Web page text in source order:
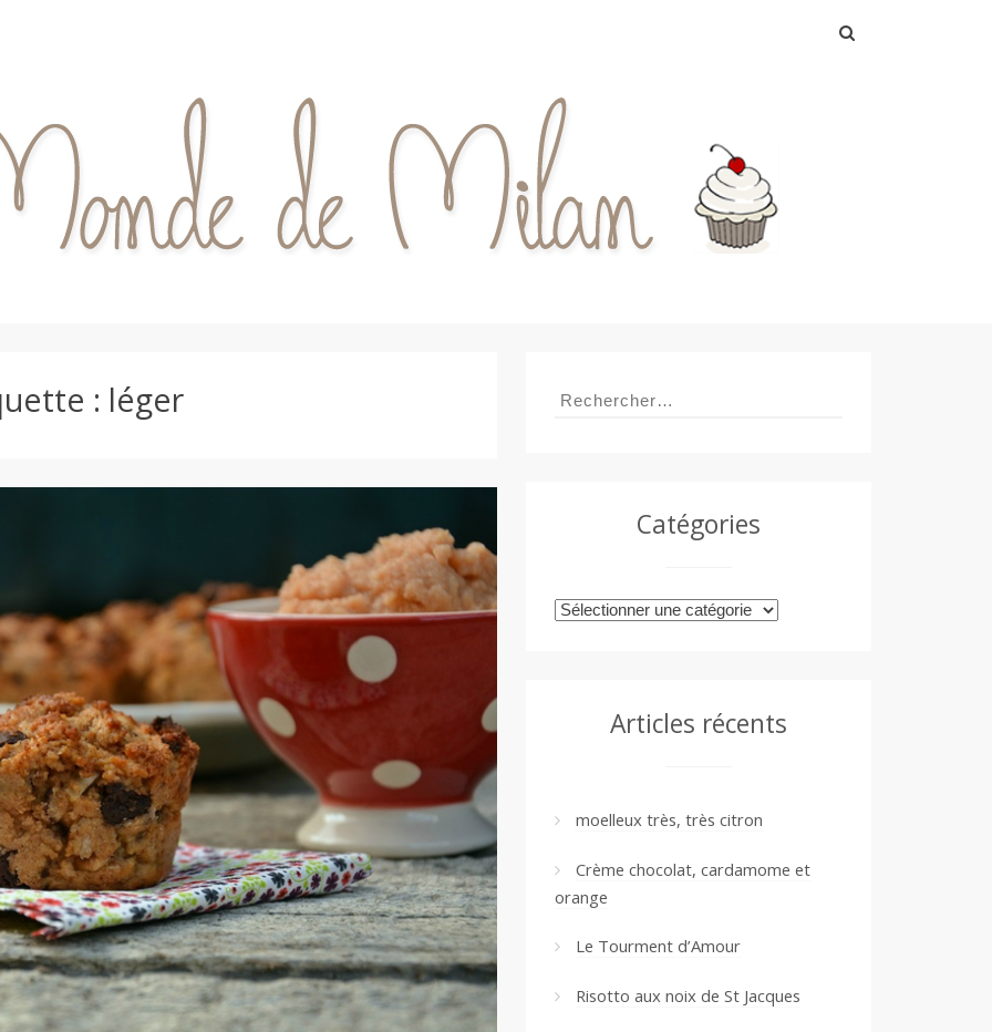
: léger Rechercher :
Catégories
Catégories
Articles récents
moelleux très, très citron
Crème chocolat, cardamome et
orange
Le Tourment d’Amour
Risotto aux noix de St Jacques